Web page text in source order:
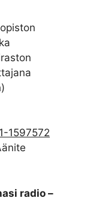
1597572
radio –